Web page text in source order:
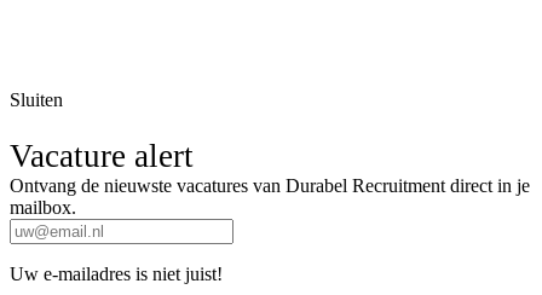
Sluiten
Vacature alert
Ontvang de nieuwste vacatures van Durabel Recruitment direct in je
mailbox.
Uw e-mailadres is niet juist!